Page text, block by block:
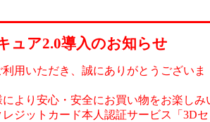
ュア2.0導入のお知らせ
用いただき、誠にありがとうございま
より安心・安全にお買い物をお楽しみ
ジットカード本人認証サービス「3Dセ